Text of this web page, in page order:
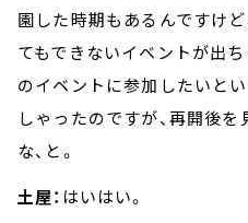
園した時期もあるんですけ
てもできないイベントが出
のイベントに参加したいと
しゃったのですが、再開後
な、と。
土屋： はいはい。